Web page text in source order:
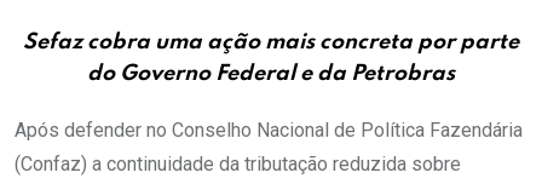
Sefaz cobra uma ação mais concreta por parte
do Governo Federal e da Petrobras
Após defender no Conselho Nacional de Política Fazendária
(Confaz) a continuidade da tributação reduzida sobre